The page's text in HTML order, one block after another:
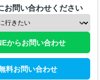
お問い合わせください
からお問い合わせ
料お問い合わせ